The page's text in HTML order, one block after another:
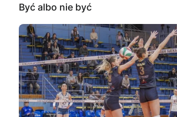
Być albo nie być